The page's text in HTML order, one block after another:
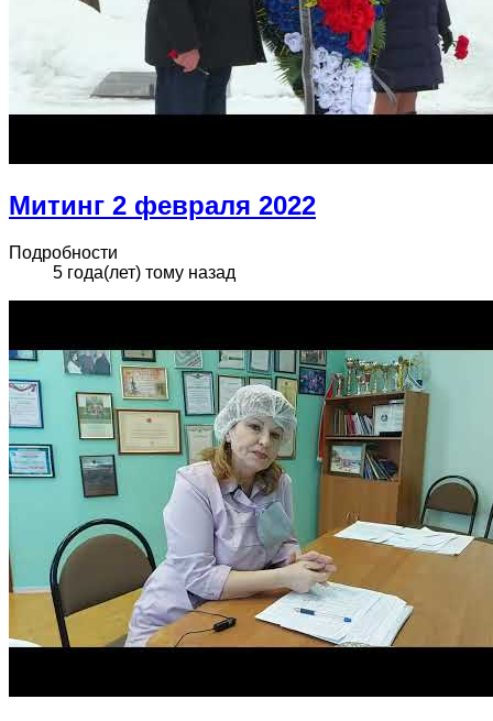
Митинг 2 февраля 2022
Подробности
5 года(лет) тому назад